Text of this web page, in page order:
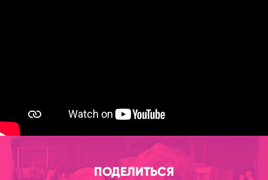
ПОДЕЛИТЬСЯ